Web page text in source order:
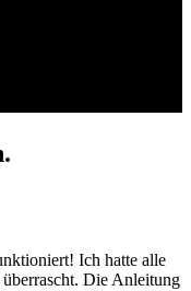
Ich hatte alle
Die Anleitung